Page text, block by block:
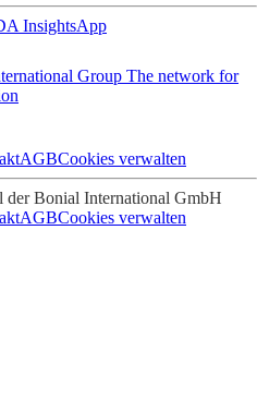
InsightsApp
Group The network for
AGBCookies verwalten
Bonial International GmbH
AGBCookies verwalten